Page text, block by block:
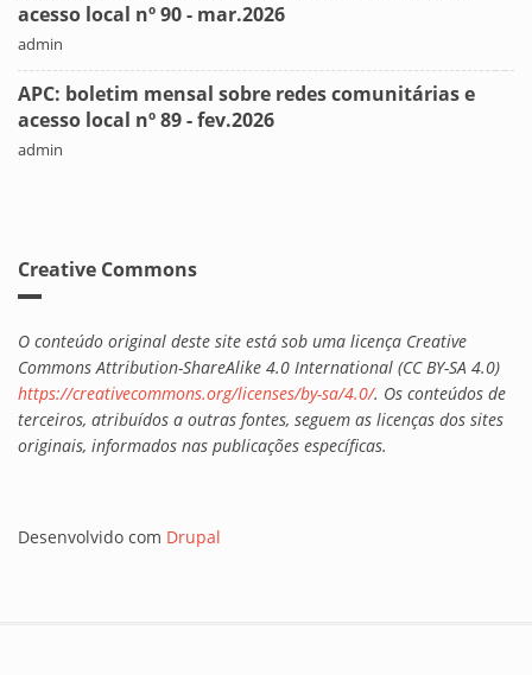
acesso local nº 90 - mar.2026
admin
APC: boletim mensal sobre redes comunitárias e
acesso local nº 89 - fev.2026
admin
Creative Commons
O conteúdo original deste site está sob uma licença Creative
Commons Attribution-ShareAlike 4.0 International (CC BY-SA 4.0)
https://creativecommons.org/licenses/by-sa/4.0/. Os conteúdos de
terceiros, atribuídos a outras fontes, seguem as licenças dos sites
originais, informados nas publicações específicas.
Desenvolvido com Drupal